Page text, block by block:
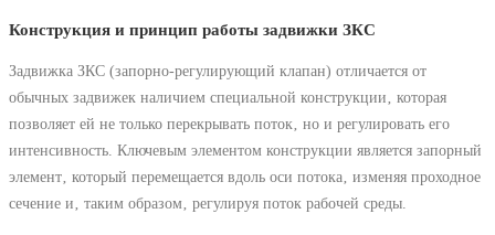
Конструкция и принцип работы задвижки ЗКС
Задвижка ЗКС (запорно-регулирующий клапан) отличается от
обычных задвижек наличием специальной конструкции‚ которая
позволяет ей не только перекрывать поток‚ но и регулировать его
интенсивность. Ключевым элементом конструкции является запорный
элемент‚ который перемещается вдоль оси потока‚ изменяя проходное
сечение и‚ таким образом‚ регулируя поток рабочей среды.